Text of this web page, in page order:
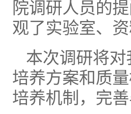
院调研人员的
观了实验室、
本次调研将
培养方案和质
培养机制，完